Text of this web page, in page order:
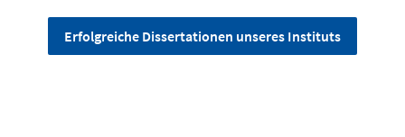
Erfolgreiche Dissertationen unseres Instituts